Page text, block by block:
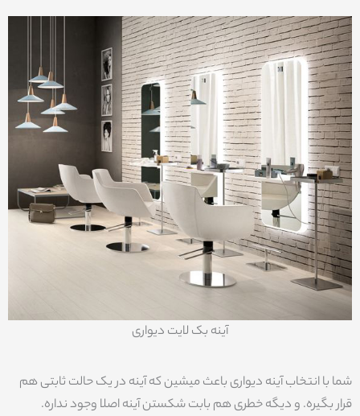
آینه بک لایت دیواری
شما با انتخاب آینه دیواری باعث میشین که آینه در یک حالت ثابتی هم
قرار بگیره. و دیگه خطری هم بابت شکستن آینه اصلا وجود نداره.